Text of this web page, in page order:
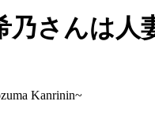
さんは人
Kanrinin~